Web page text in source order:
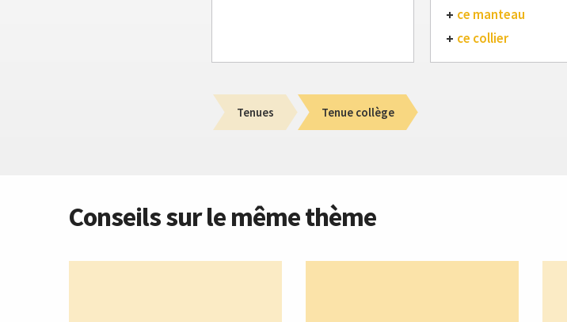
ce manteau
ce collier
Tenues Tenue collège
Conseils sur le même thème